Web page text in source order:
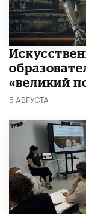
«великий
5 АВГУСТА